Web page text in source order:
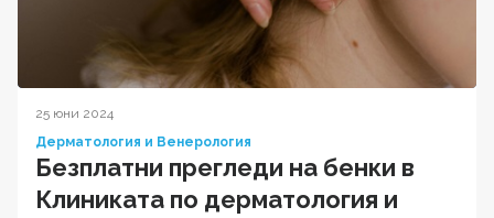
25 юни 2024
Дерматология и Венерология
Безплатни прегледи на бенки в
Клиниката по дерматология и